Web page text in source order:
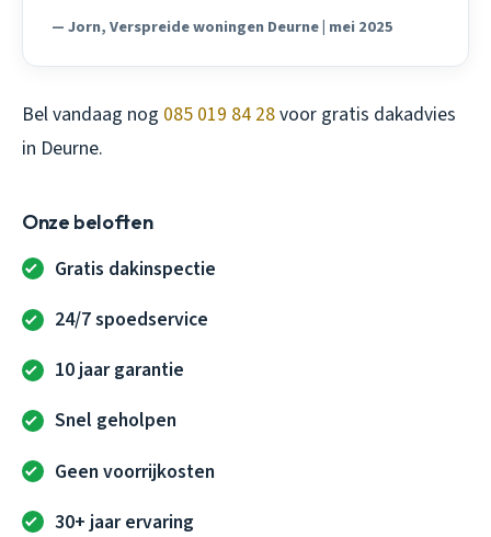
— Jorn, Verspreide woningen Deurne | mei 2025
Bel vandaag nog 085 019 84 28voor gratis dakadvies
in Deurne.
Onze beloften
Gratis dakinspectie
24/7 spoedservice
10 jaar garantie
Snel geholpen
Geen voorrijkosten
30+ jaar ervaring